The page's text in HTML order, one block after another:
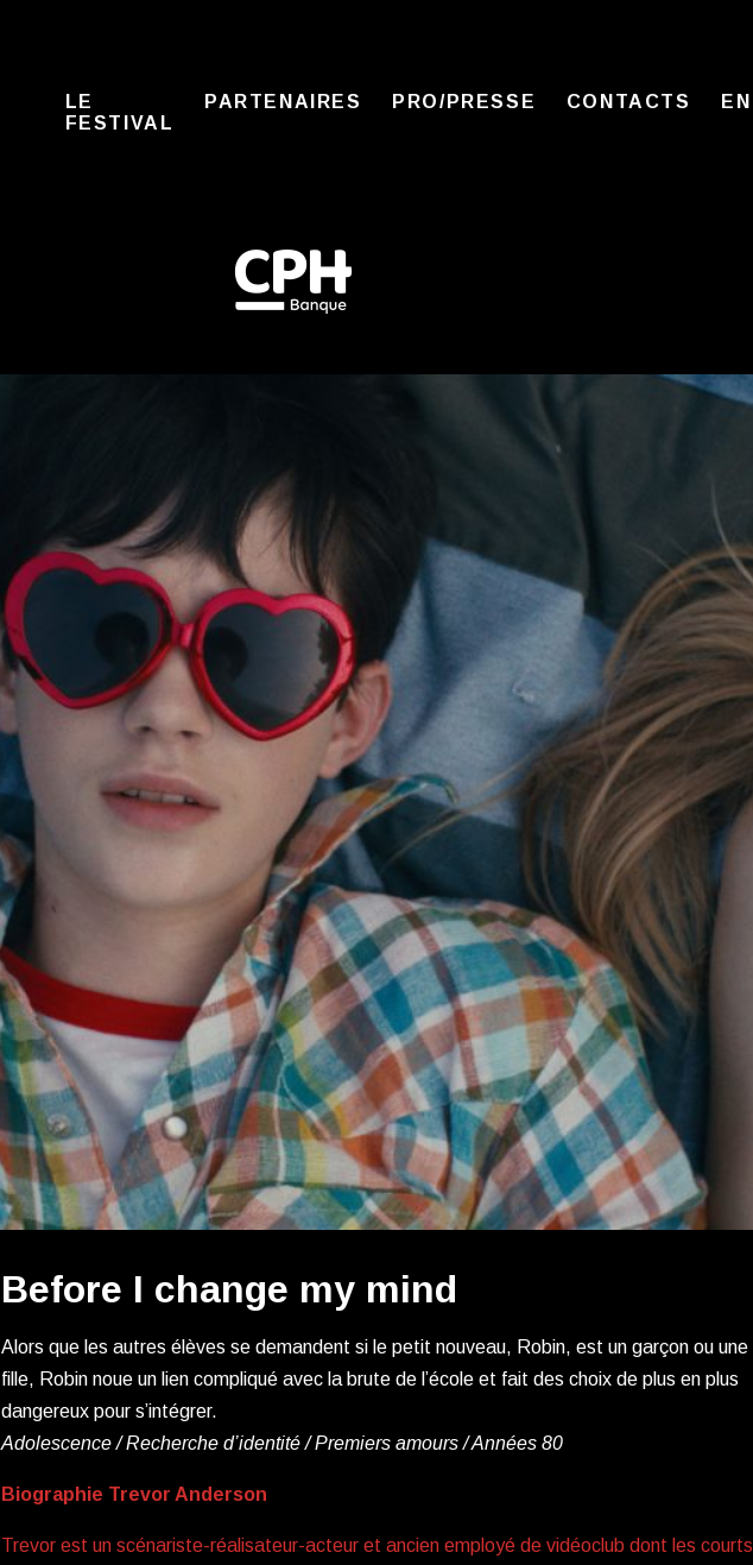
LE
FESTIVAL
PARTENAIRES PRO/PRESSE CONTACTS EN
Before I change my mind
Alors que les autres élèves se demandent si le petit nouveau, Robin, est un garçon ou une
fille, Robin noue un lien compliqué avec la brute de l’école et fait des choix de plus en plus
dangereux pour s’intégrer.
Adolescence / Recherche d’identité / Premiers amours / Années 80
Biographie Trevor Anderson
Trevor est un scénariste-réalisateur-acteur et ancien employé de vidéoclub dont les courts